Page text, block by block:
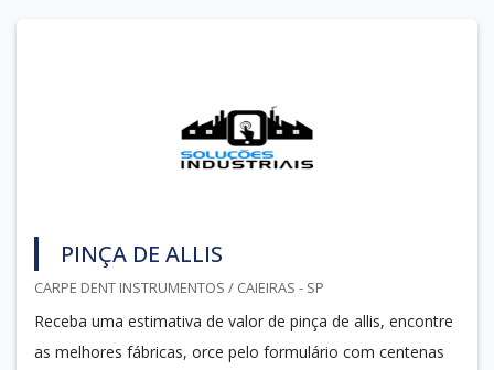
PINÇA DE ALLIS
CARPE DENT INSTRUMENTOS / CAIEIRAS - SP
Receba uma estimativa de valor de pinça de allis, encontre
as melhores fábricas, orce pelo formulário com centenas